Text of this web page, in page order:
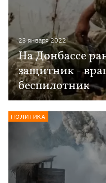
23 января 2022
На Донбассе
защитник -
беспилотник
ПОЛИТИКА